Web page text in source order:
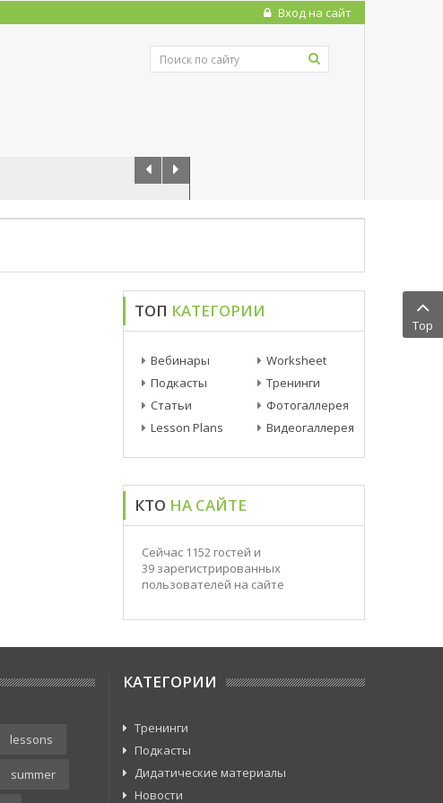
Вход на сайт
Все знают, что этап урока “Production” самый важный. Он дает ...
ТОП КАТЕГОРИИ
Вебинары
Подкасты
Статьи
Lesson Plans
Worksheet
Тренинги
Фотогаллерея
Видеогаллерея
КТО НА САЙТЕ
Сейчас 1152 гостей и
39 зарегистрированных
пользователей на сайте
lessons
summer
КАТЕГОРИИ
Тренинги
Подкасты
Дидатические материалы
Новости
Top